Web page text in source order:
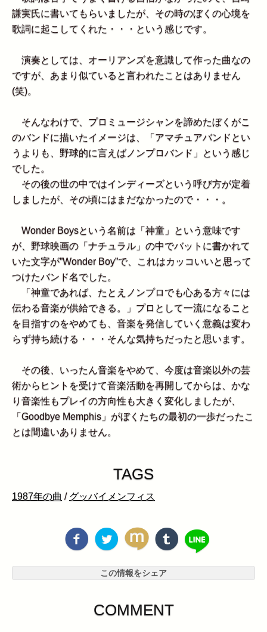
謙実氏に書いてもらいましたが、その時のぼくの心境を
歌詞に起こしてくれた・・・という感じです。
演奏としては、オーリアンズを意識して作った曲なの
ですが、あまり似ていると言われたことはありません
(笑)。
そんなわけで、プロミュージシャンを諦めたぼくがこ
のバンドに描いたイメージは、「アマチュアバンドとい
うよりも、野球的に言えばノンプロバンド」という感じ
でした。
その後の世の中ではインディーズという呼び方が定着
しましたが、その頃にはまだなかったので・・・。
Wonder Boysという名前は「神童」という意味です
が、野球映画の「ナチュラル」の中でバットに書かれて
いた文字が”Wonder Boy”で、これはカッコいいと思って
つけたバンド名でした。
「神童であれば、たとえノンプロでも心ある方々には
伝わる音楽が供給できる。」プロとして一流になること
を目指すのをやめても、音楽を発信していく意義は変わ
らず持ち続ける・・・そんな気持ちだったと思います。
その後、いったん音楽をやめて、今度は音楽以外の芸
術からヒントを受けて音楽活動を再開してからは、かな
り音楽性もプレイの方向性も大きく変化しましたが、
「Goodbye Memphis」がぼくたちの最初の一歩だったこ
とは間違いありません。
TAGS
1987年の曲 / グッバイメンフィス
この情報をシェア
COMMENT